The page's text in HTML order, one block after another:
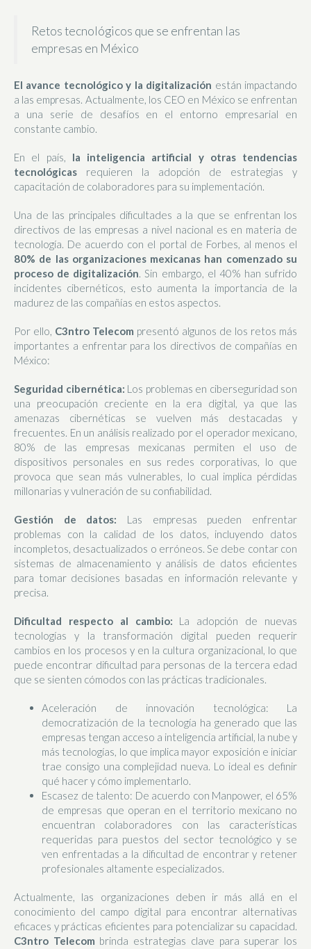
Retos tecnológicos que se enfrentan las
empresas en México
El avance tecnológico y la digitalización están impactando
a las empresas. Actualmente, los CEO en México se enfrentan
a una serie de desafíos en el entorno empresarial en
constante cambio.
En el país, la inteligencia artificial y otras tendencias
tecnológicas requieren la adopción de estrategias y
capacitación de colaboradores para su implementación.
Una de las principales dificultades a la que se enfrentan los
directivos de las empresas a nivel nacional es en materia de
tecnología. De acuerdo con el portal de Forbes, al menos el
80% de las organizaciones mexicanas han comenzado su
proceso de digitalización. Sin embargo, el 40% han sufrido
incidentes cibernéticos, esto aumenta la importancia de la
madurez de las compañías en estos aspectos.
Por ello, C3ntro Telecom presentó algunos de los retos más
importantes a enfrentar para los directivos de compañías en
México:
Seguridad cibernética: Los problemas en ciberseguridad son
una preocupación creciente en la era digital, ya que las
amenazas cibernéticas se vuelven más destacadas y
frecuentes. En un análisis realizado por el operador mexicano,
80% de las empresas mexicanas permiten el uso de
dispositivos personales en sus redes corporativas, lo que
provoca que sean más vulnerables, lo cual implica pérdidas
millonarias y vulneración de su confiabilidad.
Gestión de datos: Las empresas pueden enfrentar
problemas con la calidad de los datos, incluyendo datos
incompletos, desactualizados o erróneos. Se debe contar con
sistemas de almacenamiento y análisis de datos eficientes
para tomar decisiones basadas en información relevante y
precisa.
Dificultad respecto al cambio: La adopción de nuevas
tecnologías y la transformación digital pueden requerir
cambios en los procesos y en la cultura organizacional, lo que
puede encontrar dificultad para personas de la tercera edad
que se sienten cómodos con las prácticas tradicionales.
Aceleración de innovación tecnológica: La
democratización de la tecnología ha generado que las
empresas tengan acceso a inteligencia artificial, la nube y
más tecnologías, lo que implica mayor exposición e iniciar
trae consigo una complejidad nueva. Lo ideal es definir
qué hacer y cómo implementarlo.
Escasez de talento: De acuerdo con Manpower, el 65%
de empresas que operan en el territorio mexicano no
encuentran colaboradores con las características
requeridas para puestos del sector tecnológico y se
ven enfrentadas a la dificultad de encontrar y retener
profesionales altamente especializados.
Actualmente, las organizaciones deben ir más allá en el
conocimiento del campo digital para encontrar alternativas
eficaces y prácticas eficientes para potencializar su capacidad.
C3ntro Telecom brinda estrategias clave para superar los